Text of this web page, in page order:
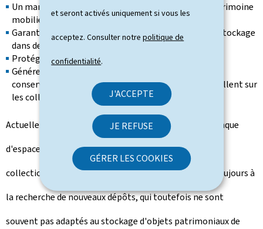
et seront activés uniquement si vous les
acceptez. Consulter notrepolitique de
confidentialité.
J'ACCEPTE
JE REFUSE
GÉRER LES COOKIES
Un manque permanent d'espaces de stockage du patrimoine
mobilier culturel;
Garantir la préservation de ces collections grâce au stockage
dans des conditions optimales;
Protéger les objets contre des catastrophes;
Générer des collaborations et synergies entre les
conservateurs, chercheurs et restaurateurs qui travaillent sur
les collections.
Actuellement, les institutions culturelles sont en manque
d'espace de stockage constant, vu la croissance des
collections. De ce fait, beaucoup d'institutions sont toujours à
la recherche de nouveaux dépôts, qui toutefois ne sont
souvent pas adaptés au stockage d'objets patrimoniaux de